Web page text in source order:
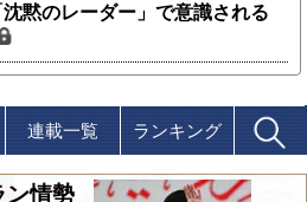
黙のレーダー」で意識される
連載一覧 ランキング
ン情勢